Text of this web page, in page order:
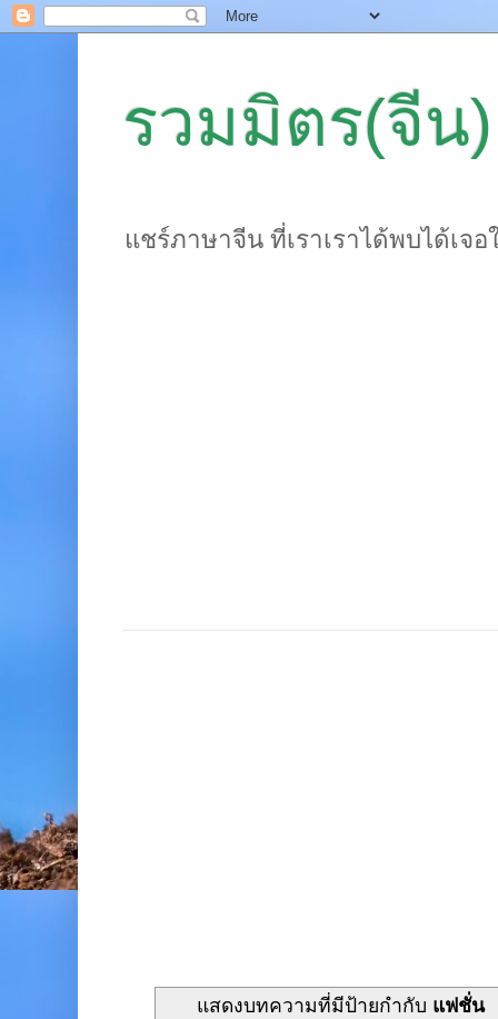
รวมมิตร(จีน)
แชร์ภาษาจีน ที่เราเราได้พบได้เจ
แสดงบทความที่มีป้ายกำกับ แฟชั่น